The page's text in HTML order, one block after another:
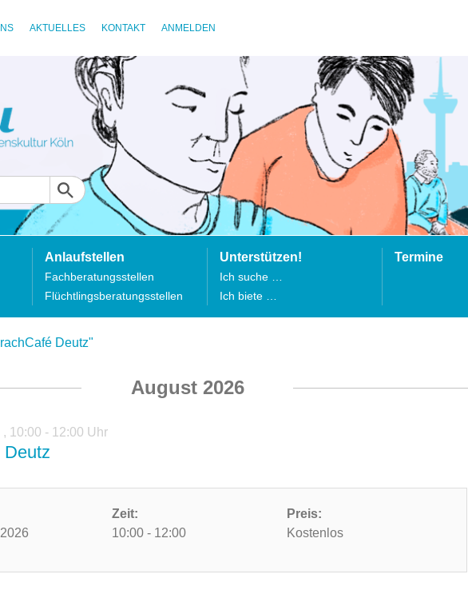
AKTUELLES KONTAKT ANMELDEN
Anlaufstellen
Fachberatungsstellen
Flüchtlingsberatungsstellen
Unterstützen!
Ich suche …
Ich biete …
Termine
Deutz"
August 2026
, 10:00 - 12:00 Uhr
Deutz
Zeit:
10:00 - 12:00
Preis:
Kostenlos